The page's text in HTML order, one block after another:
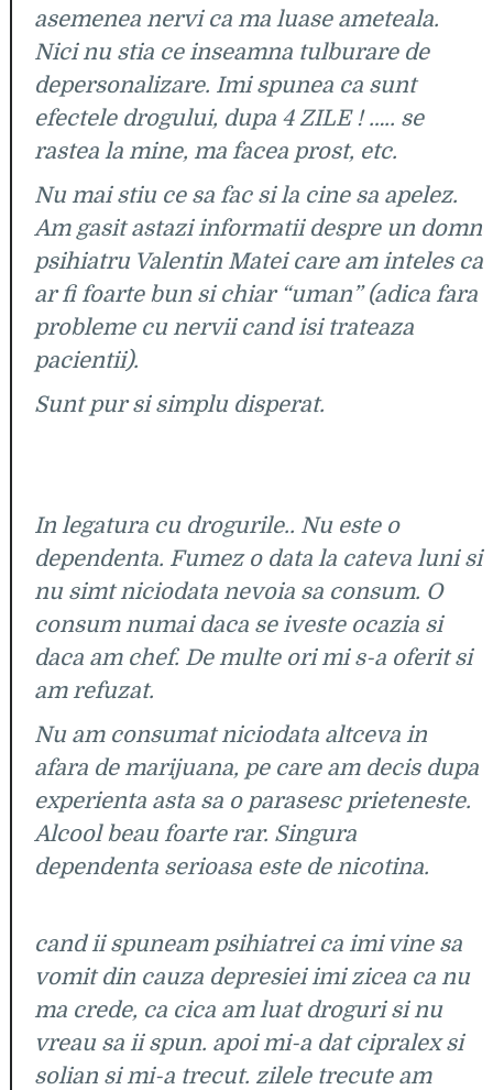
asemenea nervi ca ma luase ameteala.
Nici nu stia ce inseamna tulburare de
depersonalizare. Imi spunea ca sunt
efectele drogului, dupa 4 ZILE ! ….. se
rastea la mine, ma facea prost, etc.
Nu mai stiu ce sa fac si la cine sa apelez.
Am gasit astazi informatii despre un domn
psihiatru Valentin Matei care am inteles ca
ar fi foarte bun si chiar “uman” (adica fara
probleme cu nervii cand isi trateaza
pacientii).
Sunt pur si simplu disperat.
In legatura cu drogurile.. Nu este o
dependenta. Fumez o data la cateva luni si
nu simt niciodata nevoia sa consum. O
consum numai daca se iveste ocazia si
daca am chef. De multe ori mi s-a oferit si
am refuzat.
Nu am consumat niciodata altceva in
afara de marijuana, pe care am decis dupa
experienta asta sa o parasesc prieteneste.
Alcool beau foarte rar. Singura
dependenta serioasa este de nicotina.
cand ii spuneam psihiatrei ca imi vine sa
vomit din cauza depresiei imi zicea ca nu
ma crede, ca cica am luat droguri si nu
vreau sa ii spun. apoi mi-a dat cipralex si
solian si mi-a trecut. zilele trecute am